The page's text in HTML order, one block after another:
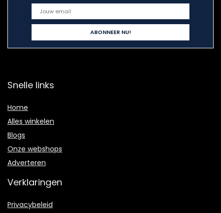
Snelle links
Home
Alles winkelen
Blogs
Onze webshops
Adverteren
Verklaringen
Privacybeleid